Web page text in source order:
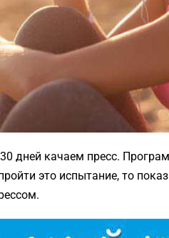
дней качаем пресс.
это испытание, то